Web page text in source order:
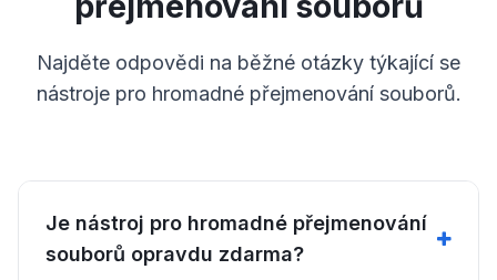
Najděte odpovědi na běžné otázky týkající se
nástroje pro hromadné přejmenování souborů.
Je nástroj pro hromadné přejmenování
souborů opravdu zdarma?